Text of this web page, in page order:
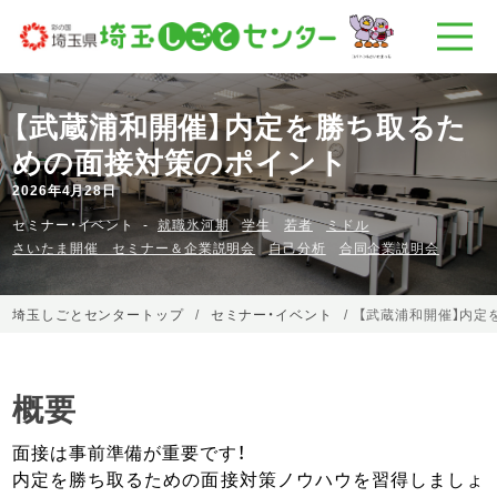
【武蔵浦和開催】内定を勝ち取るた
めの面接対策のポイント
2026年4月28日
セミナー・イベント
就職氷河期 学生 若者
ミドル
さいたま開催 セミナー＆企業説明会
自己分析 合同企業説明会
埼玉しごとセンタートップ セミナー・イベント 【武蔵浦和開催】内
概要
面接は事前準備が重要です！
内定を勝ち取るための面接対策ノウハウを習得しましょ